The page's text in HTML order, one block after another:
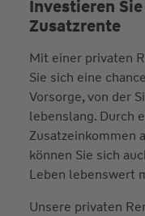
Investieren
Zusatzrente
Mit einer privaten
Sie sich eine
Vorsorge, von der
lebenslang. Durch
Zusatzeinkommen
können Sie sich
Leben lebenswert
Unsere privaten